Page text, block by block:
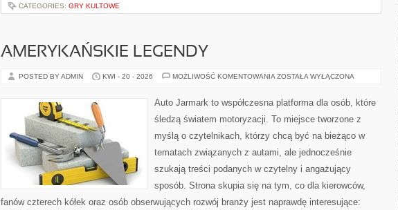
CATEGORIES: GRY KULTOWE
AMERYKAŃSKIE LEGENDY
POSTED BY ADMIN KWI - 20 - 2026 MOŻLIWOŚĆ KOMENTOWANIA AMERYKAŃSKIE
ZOSTAŁA WYŁĄCZONA
Auto Jarmark to współczesna platforma dla osób, które
śledzą światem motoryzacji. To miejsce tworzone z
myślą o czytelnikach, którzy chcą być na bieżąco w
tematach związanych z autami, ale jednocześnie
szukają treści podanych w czytelny i angażujący
sposób. Strona skupia się na tym, co dla kierowców,
fanów czterech kółek oraz osób obserwujących rozwój branży jest naprawdę interesujące: